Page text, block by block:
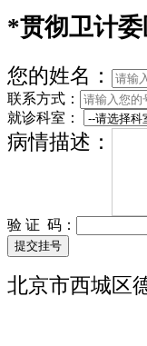
*贯彻卫计
您的姓名：
联系方式：
就诊科室：
病情描述：
验 证 码：
北京市西城区